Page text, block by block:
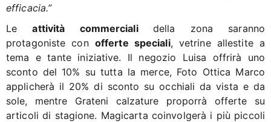
efficacia.”
Leattività commerciali della zona saranno
protagoniste con offerte speciali, vetrine allestite a
tema e tante iniziative. Il negozio Luisa offrirà uno
sconto del 10% su tutta la merce, Foto Ottica Marco
applicherà il 20% di sconto su occhiali da vista e da
sole, mentre Grateni calzature proporrà offerte su
articoli di stagione. Magicarta coinvolgerà i più piccoli